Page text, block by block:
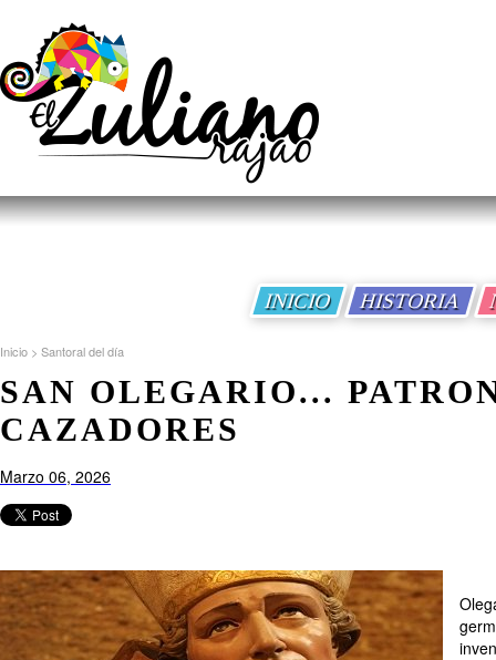
INICIO HISTORIA
SAN OLEGARIO...
CAZADORES
Inicio > Santoral del día
Marzo 06, 2026